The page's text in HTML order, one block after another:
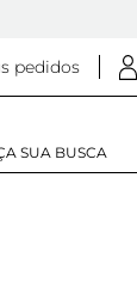
pedidos